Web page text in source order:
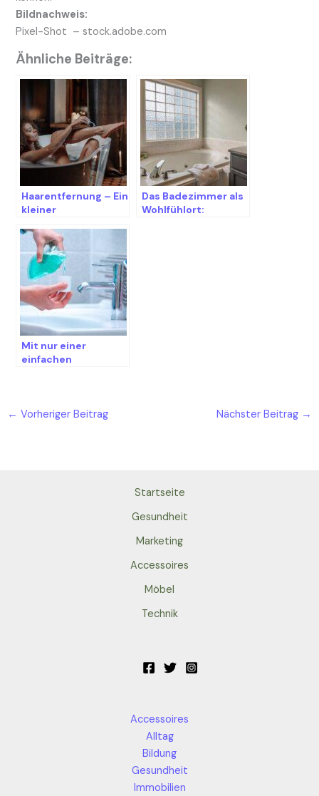
Bildnachweis:
Pixel-Shot – stock.adobe.com
Ähnliche Beiträge:
Haarentfernung – Ein
kleiner
Das Badezimmer als
Wohlfühlort:
Mit nur einer
einfachen
← Vorheriger Beitrag Nächster Beitrag →
Startseite
Gesundheit
Marketing
Accessoires
Möbel
Technik
Accessoires
Alltag
Bildung
Gesundheit
Immobilien